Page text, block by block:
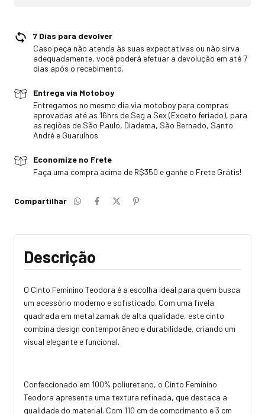
7 Dias para devolver
Caso peça não atenda às suas expectativas ou não sirva
adequadamente, você poderá efetuar a devolução em até 7
dias após o recebimento.
Entrega via Motoboy
Entregamos no mesmo dia via motoboy para compras
aprovadas até as 16hrs de Seg a Sex (Exceto feriado), para
as regiões de São Paulo, Diadema, São Bernado, Santo
André e Guarulhos
Economize no Frete
Faça uma compra acima de R$350 e ganhe o Frete Grátis!
Compartilhar
Descrição
O Cinto Feminino Teodora é a escolha ideal para quem busca
um acessório moderno e sofisticado. Com uma fivela
quadrada em metal zamak de alta qualidade, este cinto
combina design contemporâneo e durabilidade, criando um
visual elegante e funcional.
Confeccionado em 100% poliuretano, o Cinto Feminino
Teodora apresenta uma textura refinada, que destaca a
qualidade do material. Com 110 cm de comprimento e 3 cm